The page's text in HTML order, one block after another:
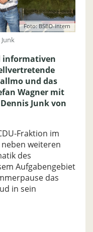
Foto: BSBD-intern
informativen
und das
Wagner mit
Junk von
Fraktion im
weiteren
des
Aufgabengebiet
das
in sein